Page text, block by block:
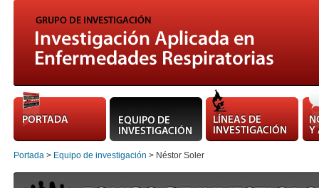
Portada > Equipo de investigación > Néstor Soler